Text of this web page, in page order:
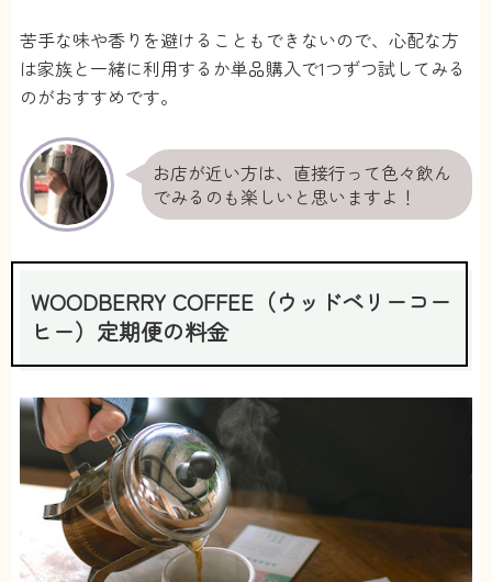
苦手な味や香りを避けることもできないので、心配な方
は家族と一緒に利用するか単品購入で1つずつ試してみる
のがおすすめです。
お店が近い方は、直接行って色々飲ん
でみるのも楽しいと思いますよ！
WOODBERRY COFFEE（ウッドベリーコー
ヒー）定期便の料金